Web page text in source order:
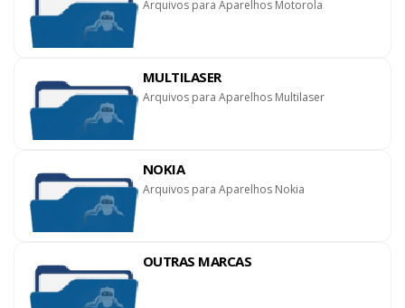
Arquivos para Aparelhos Motorola
MULTILASER
Arquivos para Aparelhos Multilaser
NOKIA
Arquivos para Aparelhos Nokia
OUTRAS MARCAS